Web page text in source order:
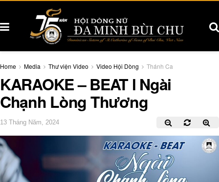
Home Media Thư viện Video Video Hội Dòng Thánh Ca
KARAOKE – BEAT l Ngài
Chạnh Lòng Thương
13 Tháng Năm, 2024